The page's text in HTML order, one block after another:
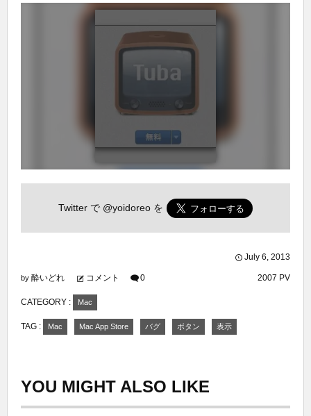
Twitter で @yoidoreo を
July 6, 2013
by 酔いどれ コメント 0 2007 PV
CATEGORY : Mac
TAG : Mac Mac App Store バグ ボタン 表示
YOU MIGHT ALSO LIKE